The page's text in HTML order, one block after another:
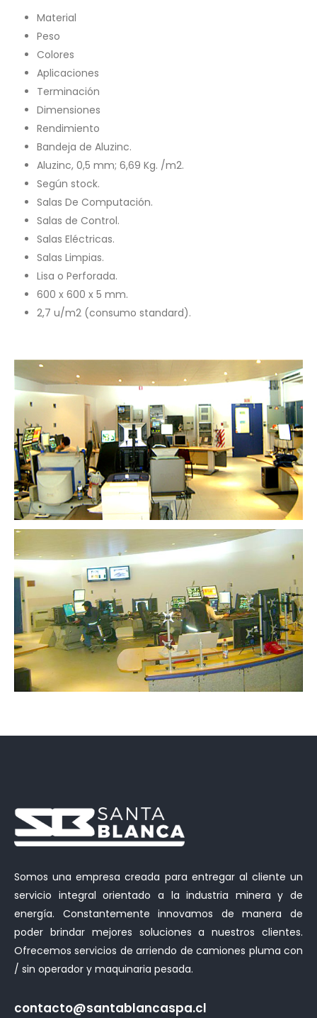
Material
Peso
Colores
Aplicaciones
Terminación
Dimensiones
Rendimiento
Bandeja de Aluzinc.
Aluzinc, 0,5 mm; 6,69 Kg. /m2.
Según stock.
Salas De Computación.
Salas de Control.
Salas Eléctricas.
Salas Limpias.
Lisa o Perforada.
600 x 600 x 5 mm.
2,7 u/m2 (consumo standard).
Somos una empresa creada para entregar al cliente un
servicio integral orientado a la industria minera y de
energía. Constantemente innovamos de manera de
poder brindar mejores soluciones a nuestros clientes.
Ofrecemos servicios de arriendo de camiones pluma con
/ sin operador y maquinaria pesada.
contacto@santablancaspa.cl